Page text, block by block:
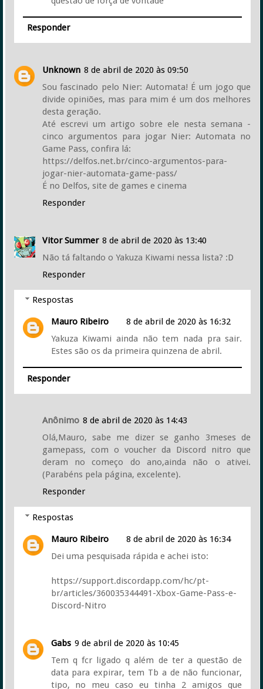
Responder
Unknown 8 de abril de 2020 às 09:50
Sou fascinado pelo Nier: Automata! É um jogo que
divide opiniões, mas para mim é um dos melhores
desta geração.
Até escrevi um artigo sobre ele nesta semana -
cinco argumentos para jogar Nier: Automata no
Game Pass, confira lá:
https://delfos.net.br/cinco-argumentos-para-
jogar-nier-automata-game-pass/
É no Delfos, site de games e cinema
Responder
Vitor Summer 8 de abril de 2020 às 13:40
Não tá faltando o Yakuza Kiwami nessa lista? :D
Responder
Respostas
Mauro Ribeiro
8 de abril de 2020 às 16:32
Yakuza Kiwami ainda não tem nada pra sair.
Estes são os da primeira quinzena de abril.
Responder
Anônimo 8 de abril de 2020 às 14:43
Olá,Mauro, sabe me dizer se ganho 3meses de
gamepass, com o voucher da Discord nitro que
deram no começo do ano,ainda não o ativei.
(Parabéns pela página, excelente).
Responder
Respostas
Mauro Ribeiro
8 de abril de 2020 às 16:34
Dei uma pesquisada rápida e achei isto:
https://support.discordapp.com/hc/pt-
br/articles/360035344491-Xbox-Game-Pass-e-
Discord-Nitro
Gabs 9 de abril de 2020 às 10:45
Tem q fcr ligado q além de ter a questão de
data para expirar, tem Tb a de não funcionar,
tipo, no meu caso eu tinha 2 amigos que